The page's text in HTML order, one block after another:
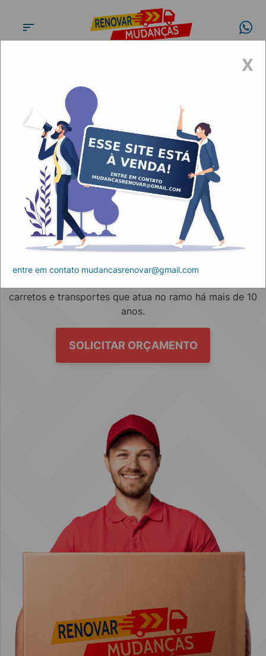
Conheça a
Renovar
Mudanças
carretos e transportes que atua no ramo há mais de 10
anos.
SOLICITAR ORÇAMENTO
X
entre em contato mudancasrenovar@gmail.com